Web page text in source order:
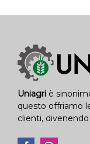
Uniagri è
questo offriamo
clienti,